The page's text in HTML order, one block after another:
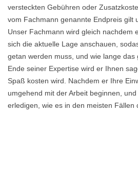
versteckten Gebühren oder
vom Fachmann genannte Endpreis gilt
Unser Fachmann wird gleich nachdem
sich die aktuelle Lage anschauen,
getan werden muss, und wie lange das
Ende seiner Expertise wird er Ihnen
Spaß kosten wird. Nachdem er Ihre
umgehend mit der Arbeit beginnen,
erledigen, wie es in den meisten Fällen